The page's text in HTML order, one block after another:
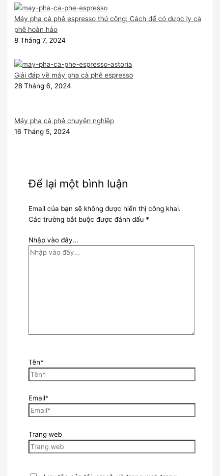
Máy pha cà phê espresso thủ công: Cách để có được ly cà
phê hoàn hảo
8 Tháng 7, 2024
Giải đáp về máy pha cà phê espresso
28 Tháng 6, 2024
Máy pha cà phê chuyên nghiệp
16 Tháng 5, 2024
Để lại một bình luận
Email của bạn sẽ không được hiển thị công khai.
Các trường bắt buộc được đánh dấu *
Nhập vào đây...
Tên*
Email*
Trang web